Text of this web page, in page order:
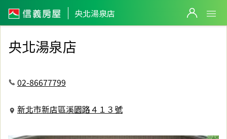
央北湯泉店
信義房屋央北湯泉店
央北湯泉店
02-86677799
新北市新店區溪園路４１３號